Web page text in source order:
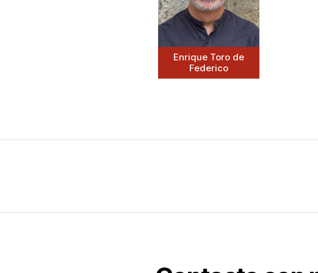
Enrique Toro de
Federico